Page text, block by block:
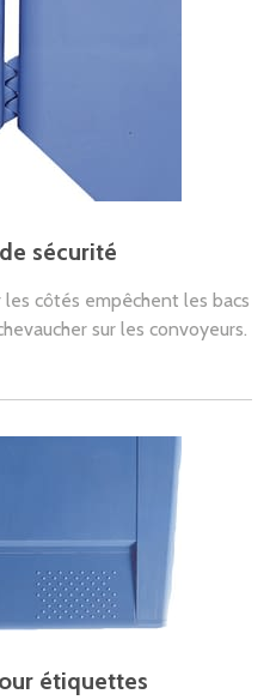
sécurité
côtés empêchent les bacs
sur les convoyeurs.
étiquettes